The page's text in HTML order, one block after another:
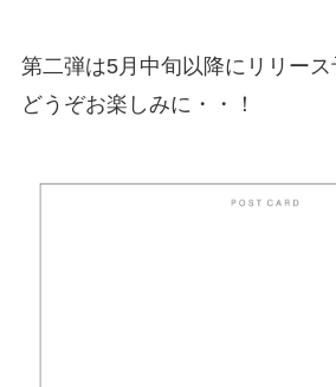
第二弾は5月中旬以降にリリース
どうぞお楽しみに・・！